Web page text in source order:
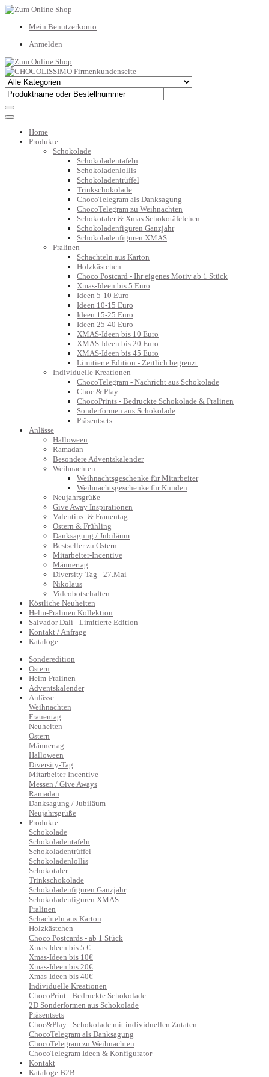
Mein Benutzerkonto
Anmelden
Home
Produkte
Schokolade
Schokoladentafeln
Schokoladenlollis
Schokoladentrüffel
Trinkschokolade
ChocoTelegram als Danksagung
ChocoTelegram zu Weihnachten
Schokotaler & Xmas Schokotäfelchen
Schokoladenfiguren Ganzjahr
Schokoladenfiguren XMAS
Pralinen
Schachteln aus Karton
Holzkästchen
Choco Postcard - Ihr eigenes Motiv ab 1 Stück
Xmas-Ideen bis 5 Euro
Ideen 5-10 Euro
Ideen 10-15 Euro
Ideen 15-25 Euro
Ideen 25-40 Euro
XMAS-Ideen bis 10 Euro
XMAS-Ideen bis 20 Euro
XMAS-Ideen bis 45 Euro
Limitierte Edition - Zeitlich begrenzt
Individuelle Kreationen
ChocoTelegram - Nachricht aus Schokolade
Choc & Play
ChocoPrints - Bedruckte Schokolade & Pralinen
Sonderformen aus Schokolade
Präsentsets
Anlässe
Halloween
Ramadan
Besondere Adventskalender
Weihnachten
Weihnachtsgeschenke für Mitarbeiter
Weihnachtsgeschenke für Kunden
Neujahrsgrüße
Give Away Inspirationen
Valentins- & Frauentag
Ostern & Frühling
Danksagung / Jubiläum
Bestseller zu Ostern
Mitarbeiter-Incentive
Männertag
Diversity-Tag - 27.Mai
Nikolaus
Videobotschaften
Köstliche Neuheiten
Helm-Pralinen Kollektion
Salvador Dalí - Limitierte Edition
Kontakt / Anfrage
Kataloge
Sonderedition
Ostern
Helm-Pralinen
Adventskalender
Anlässe
Weihnachten
Frauentag
Neuheiten
Ostern
Männertag
Halloween
Diversity-Tag
Mitarbeiter-Incentive
Messen / Give Aways
Ramadan
Danksagung / Jubiläum
Neujahrsgrüße
Produkte
Schokolade
Schokoladentafeln
Schokoladentrüffel
Schokoladenlollis
Schokotaler
Trinkschokolade
Schokoladenfiguren Ganzjahr
Schokoladenfiguren XMAS
Pralinen
Schachteln aus Karton
Holzkästchen
Choco Postcards - ab 1 Stück
Xmas-Ideen bis 5 €
Xmas-Ideen bis 10€
Xmas-Ideen bis 20€
Xmas-Ideen bis 40€
Individuelle Kreationen
ChocoPrint - Bedruckte Schokolade
2D Sonderformen aus Schokolade
Präsentsets
Choc&Play - Schokolade mit individuellen Zutaten
ChocoTelegram als Danksagung
ChocoTelegram zu Weihnachten
ChocoTelegram Ideen & Konfigurator
Kontakt
Kataloge B2B